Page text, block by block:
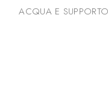
ACQUA E